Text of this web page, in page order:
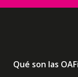
Qué son las